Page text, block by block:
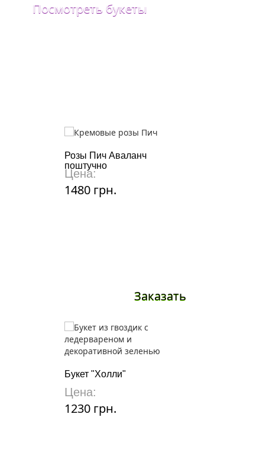
Бердянска, то и заказывать доставку нужно
Посмотреть букеты
Розы Пич Аваланч
поштучно
Цена:
1480 грн.
Заказать
Букет "Холли"
Цена:
1230 грн.